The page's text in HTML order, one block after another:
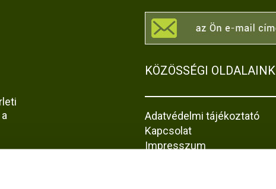
KÖZÖSSÉGI OLDALAINK
Adatvédelmi tájékoztató
Kapcsolat
Impresszum